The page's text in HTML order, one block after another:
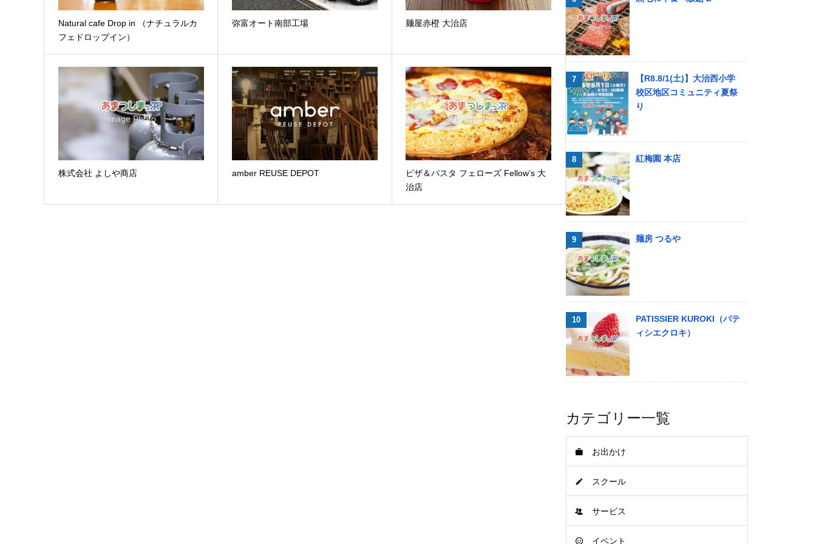
Natural cafe Drop in （ナチュラルカ
フェドロップイン）
弥富オート南部工場 麺屋赤橙 大治店
株式会社 よしや商店 amber REUSE DEPOT
ピザ＆パスタ フェローズ Fellow’s 大
治店
【R8.8/1(土)】大治西小学
校区地区コミュニティ夏祭
り
紅梅園 本店
麺房 つるや
PATISSIER KUROKI（パテ
ィシエクロキ）
カテゴリー一覧
お出かけ
スクール
サービス
イベント